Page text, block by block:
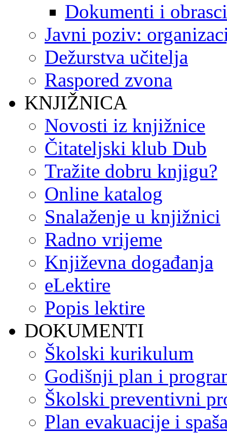
Dokumenti i obrasci
Javni poziv:
Dežurstva učitelja
Raspored zvona
KNJIŽNICA
Novosti iz knjižnice
Čitateljski klub Dub
Tražite dobru knjigu?
Online katalog
Snalaženje u knjižnici
Radno vrijeme
Književna događanja
eLektire
Popis lektire
DOKUMENTI
Školski kurikulum
Godišnji plan i
Školski preventivni
Plan evakuacije i